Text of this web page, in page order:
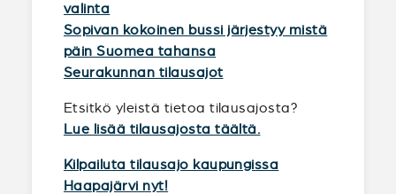
valinta
Sopivan kokoinen bussi järjestyy mistä
päin Suomea tahansa
Seurakunnan tilausajot
Etsitkö yleistä tietoa tilausajosta?
Lue lisää tilausajosta täältä.
Kilpailuta tilausajo kaupungissa
Haapajärvi nyt!